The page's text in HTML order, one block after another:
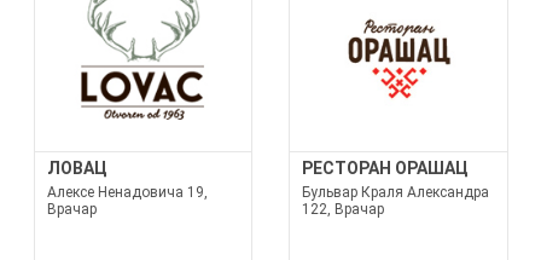
ЛОВАЦ
Алексе Ненадовича 19,
Врачар
РЕСТОРАН ОРАШАЦ
Бульвар Краля Александра
122, Врачар